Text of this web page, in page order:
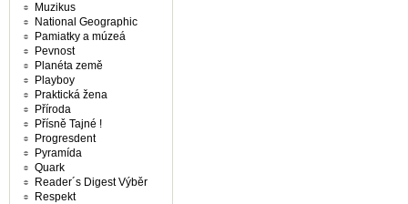
Muzikus
National Geographic
Pamiatky a múzeá
Pevnost
Planéta země
Playboy
Praktická žena
Příroda
Přísně Tajné !
Progresdent
Pyramída
Quark
Reader´s Digest Výběr
Respekt